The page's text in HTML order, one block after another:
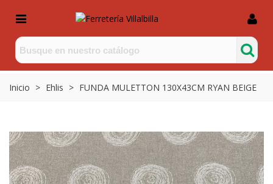
Inicio > Ehlis > FUNDA MULETTON 130X43CM RYAN BEIGE